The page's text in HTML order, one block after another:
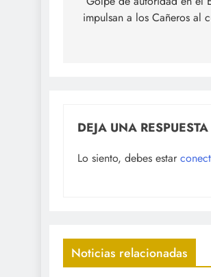
entradas
impulsan a los Cañeros al
DEJA UNA RESPUESTA
Lo siento, debes estar
Noticias relacionadas